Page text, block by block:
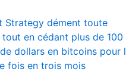
Strategy dément toute
en cédant plus de 100
dollars en bitcoins pour
fois en trois mois